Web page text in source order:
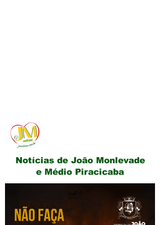
Notícias de João Monlevade
e Médio Piracicaba